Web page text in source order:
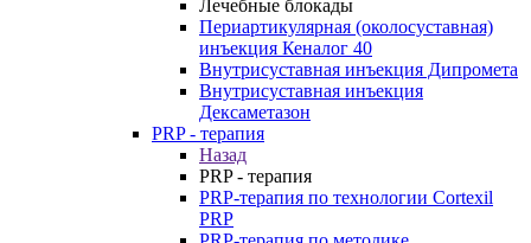
Лечебные блокады
Периартикулярная (околосуставная)
инъекция Кеналог 40
Внутрисуставная инъекция Дипромета
Внутрисуставная инъекция
Дексаметазон
PRP - терапия
Назад
PRP - терапия
PRP-терапия по технологии Cortexil
PRP